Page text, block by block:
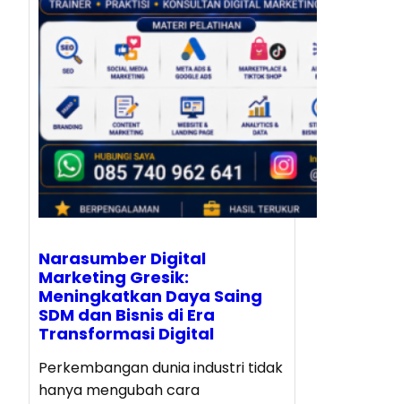
Narasumber Digital
Marketing Gresik:
Meningkatkan Daya Saing
SDM dan Bisnis di Era
Transformasi Digital
Perkembangan dunia industri tidak
hanya mengubah cara